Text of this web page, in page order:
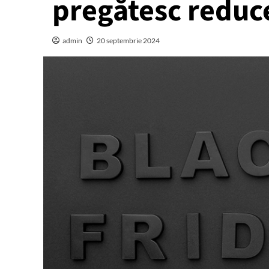
pregătesc
admin 20 septembrie 2024